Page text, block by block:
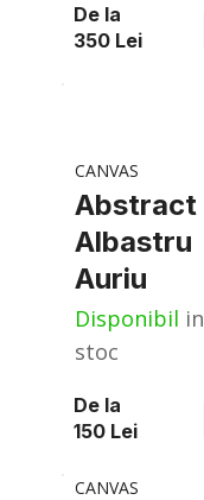
De la
350 Lei
CANVAS
Abstract
Albastru
Auriu
Disponibil in
stoc
De la
150 Lei
CANVAS